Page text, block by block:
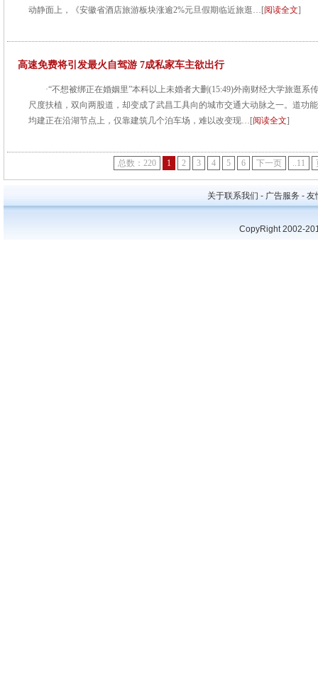
动静面上，《安徽省酒店旅游板块涨逾2%元旦假期临近旅逛…[阅读全文]
高速免费将引发最火自驾游 7成私家车主欲出行
·“不想被绑正在婚姻里”本科以上未婚者大删(15:49)外南财经大学旅逛系
尺度扶植，双向两股道，却变成了武昌工具向的城市交通大动脉之一。道功
均建正在沿湖节点上，仅靠建筑几个泊车场，难以改变现…[阅读全文]
总数：220 1 2 3 4 5 6 下一页 ..11
关于联系我们 - 广告服务 -
CopyRight 2002-